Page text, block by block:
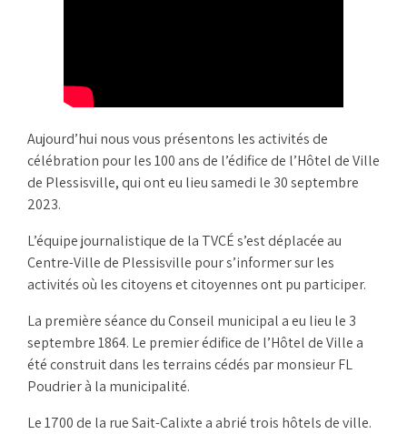
Aujourd’hui nous vous présentons les activités de
célébration pour les 100 ans de l’édifice de l’Hôtel de Ville
de Plessisville, qui ont eu lieu samedi le 30 septembre
2023.
L’équipe journalistique de la TVCÉ s’est déplacée au
Centre-Ville de Plessisville pour s’informer sur les
activités où les citoyens et citoyennes ont pu participer.
La première séance du Conseil municipal a eu lieu le 3
septembre 1864. Le premier édifice de l’Hôtel de Ville a
été construit dans les terrains cédés par monsieur FL
Poudrier à la municipalité.
Le 1700 de la rue Sait-Calixte a abrié trois hôtels de ville.